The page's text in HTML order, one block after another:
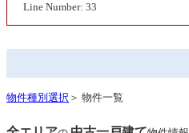
Line Number: 33
物件種別選択 ＞ 物件一覧